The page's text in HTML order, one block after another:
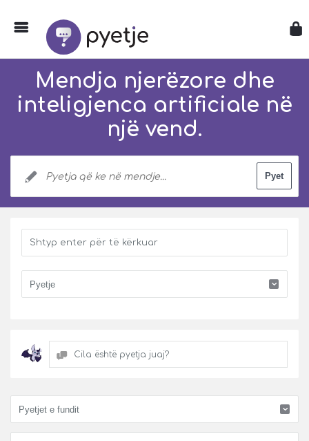
Mendja njerëzore dhe
inteligjenca artificiale në
një vend.
Cila është pyetja juaj?